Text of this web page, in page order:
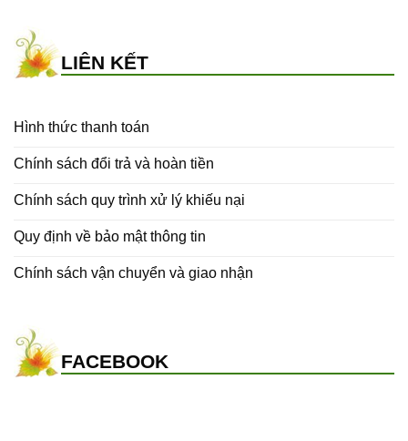
LIÊN KẾT
Hình thức thanh toán
Chính sách đổi trả và hoàn tiền
Chính sách quy trình xử lý khiếu nại
Quy định về bảo mật thông tin
Chính sách vận chuyển và giao nhận
FACEBOOK